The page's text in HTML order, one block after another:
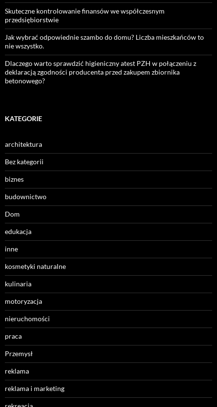
Skuteczne kontrolowanie finansów we współczesnym
przedsiębiorstwie
Jak wybrać odpowiednie szambo do domu? Liczba mieszkańców to
nie wszystko.
Dlaczego warto sprawdzić higieniczny atest PZH w połączeniu z
deklaracją zgodności producenta przed zakupem zbiornika
betonowego?
KATEGORIE
architektura
Bez kategorii
biznes
budownictwo
Dom
edukacja
inne
kosmetyki naturalne
kulinaria
motoryzacja
nieruchomości
praca
Przemysł
reklama
reklama i marketing